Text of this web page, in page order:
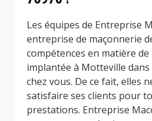
Les équipes de Entreprise
entreprise de maçonnerie
compétences en matière
implantée à Motteville dans
chez vous. De ce fait, elles
satisfaire ses clients pour
prestations. Entreprise